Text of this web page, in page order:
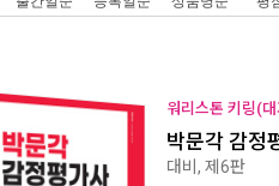
워리스톤 키링(
박문각 감정
대비, 제6판